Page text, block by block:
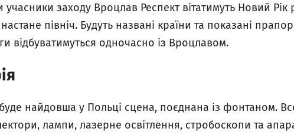
учасники заходу Вроцлав Респект вітатимуть Новий
настане північ. Будуть названі країни та показані
відбуватимуться одночасно із Вроцлавом.
найдовша у Польці сцена, поєднана із фонтаном.
лампи, лазерне освітлення, стробоскопи та